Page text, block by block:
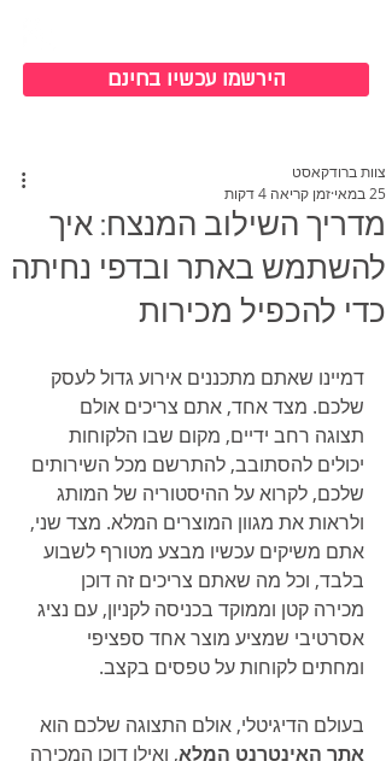
הירשמו עכשיו בחינם
מדריך השילוב המנצח: איך
להשתמש באתר ובדפי נחיתה
כדי להכפיל מכירות
צוות ברודקאסט
25 במאי
זמן קריאה 4 דקות
דמיינו שאתם מתכננים אירוע גדול לעסק
שלכם. מצד אחד, אתם צריכים אולם
תצוגה רחב ידיים, מקום שבו הלקוחות
יכולים להסתובב, להתרשם מכל השירותים
שלכם, לקרוא על ההיסטוריה של המותג
ולראות את מגוון המוצרים המלא. מצד שני,
אתם משיקים עכשיו מבצע מטורף לשבוע
בלבד, וכל מה שאתם צריכים זה דוכן
מכירה קטן וממוקד בכניסה לקניון, עם נציג
אסרטיבי שמציע מוצר אחד ספציפי
ומחתים לקוחות על טפסים בקצב.
בעולם הדיגיטלי, אולם התצוגה שלכם הוא
אתר האינטרנט המלא, ואילו דוכן המכירה